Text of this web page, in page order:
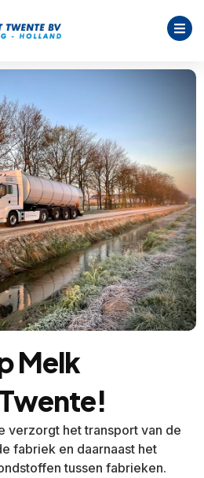
Melk
verzorgt het transport van de
fabriek en daarnaast het
tussen fabrieken.